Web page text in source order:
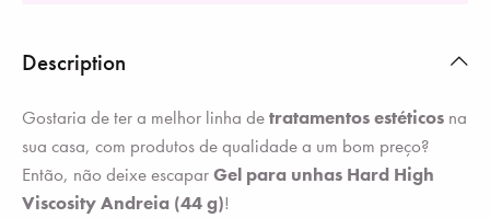
Description
Gostaria de ter a melhor linha detratamentos estéticos na
sua casa, com produtos de qualidade a um bom preço?
Então, não deixe escaparGel para unhas Hard High
Viscosity Andreia (44 g)!